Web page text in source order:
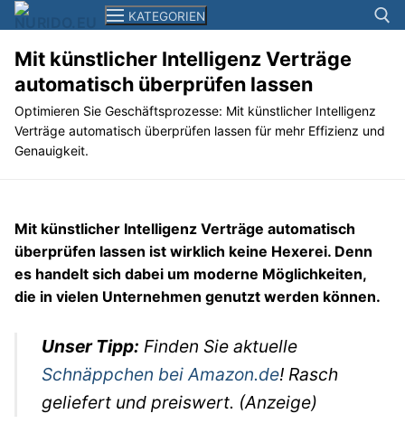
Zum
Inhalt
springen
KATEGORIEN
News
Kameras
Elektronik
Reisen
Filme+Serien
Musik
Mit künstlicher Intelligenz Verträge
automatisch überprüfen lassen
Optimieren Sie Geschäftsprozesse: Mit künstlicher Intelligenz
Verträge automatisch überprüfen lassen für mehr Effizienz und
Genauigkeit.
Mit künstlicher Intelligenz Verträge automatisch
überprüfen lassen ist wirklich keine Hexerei. Denn
es handelt sich dabei um moderne Möglichkeiten,
die in vielen Unternehmen genutzt werden können.
Unser Tipp: Finden Sie aktuelle
Schnäppchen bei Amazon.de! Rasch
geliefert und preiswert. (Anzeige)